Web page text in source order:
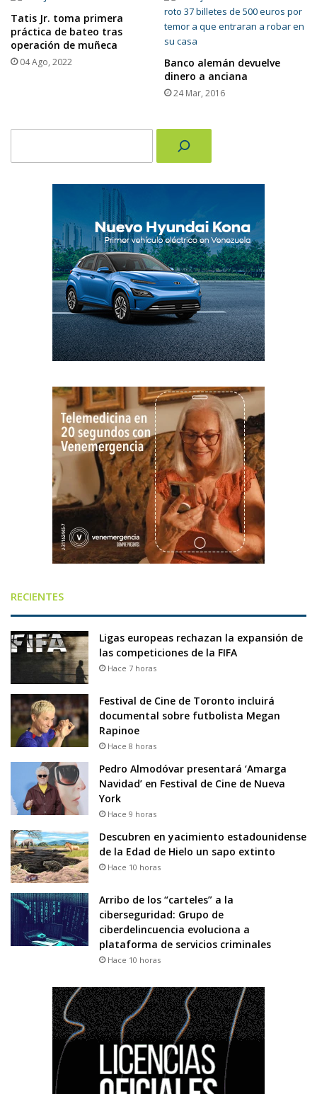
Tatis Jr. toma primera
práctica de bateo tras
operación de muñeca
04 Ago, 2022
Banco alemán devuelve
dinero a anciana
24 Mar, 2016
RECIENTES
Ligas europeas rechazan la expansión de
las competiciones de la FIFA
Hace 7 horas
Festival de Cine de Toronto incluirá
documental sobre futbolista Megan
Rapinoe
Hace 8 horas
Pedro Almodóvar presentará ‘Amarga
Navidad’ en Festival de Cine de Nueva
York
Hace 9 horas
Descubren en yacimiento estadounidense
de la Edad de Hielo un sapo extinto
Hace 10 horas
Arribo de los “carteles” a la
ciberseguridad: Grupo de
ciberdelincuencia evoluciona a
plataforma de servicios criminales
Hace 10 horas